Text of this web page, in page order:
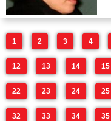
1 2 3 4
12 13 14 15
22 23 24 25
32 33 34 35